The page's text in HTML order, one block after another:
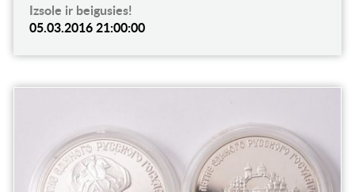
Izsole ir beigusies!
05.03.2016 21:00:00